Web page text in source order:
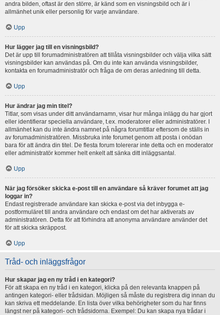
andra bilden, oftast är den större, är känd som en visningsbild och är i
allmänhet unik eller personlig för varje användare.
Upp
Hur lägger jag till en visningsbild?
Det är upp till forumadministratören att tillåta visningsbilder och välja vilka sätt
visningsbilder kan användas på. Om du inte kan använda visningsbilder,
kontakta en forumadministratör och fråga de om deras anledning till detta.
Upp
Hur ändrar jag min titel?
Titlar, som visas under ditt användarnamn, visar hur många inlägg du har gjort
eller identifierar speciella användare, t.ex. moderatorer eller administratörer. I
allmänhet kan du inte ändra namnet på några forumtitlar eftersom de ställs in
av forumadministratören. Missbruka inte forumet genom att posta i onödan
bara för att ändra din titel. De flesta forum tolererar inte detta och en moderator
eller administratör kommer helt enkelt att sänka ditt inläggsantal.
Upp
När jag försöker skicka e-post till en användare så kräver forumet att jag
loggar in?
Endast registrerade användare kan skicka e-post via det inbygga e-
postformuläret till andra användare och endast om det har aktiverats av
administratören. Detta för att förhindra att anonyma användare använder det
för att skicka skräppost.
Upp
Tråd- och inläggsfrågor
Hur skapar jag en ny tråd i en kategori?
För att skapa en ny tråd i en kategori, klicka på den relevanta knappen på
antingen kategori- eller trådsidan. Möjligen så måste du registrera dig innan du
kan skriva ett meddelande. En lista över vilka behörigheter som du har finns
längst ner på kategori- och trådsidorna. Exempel: Du kan skapa nya trådar i